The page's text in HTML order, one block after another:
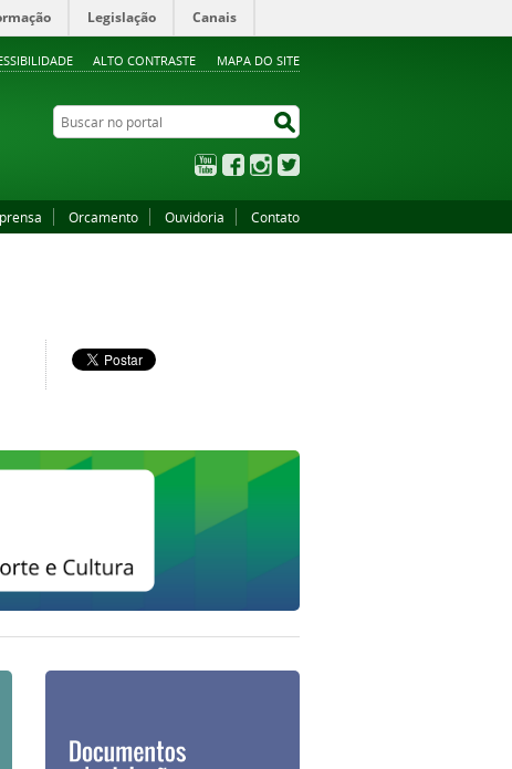
ALTO CONTRASTE MAPA DO SITE
Legislação Canais
Buscar no portal
YouTubeFacebookInstagram
Orcamento Ouvidoria Contato